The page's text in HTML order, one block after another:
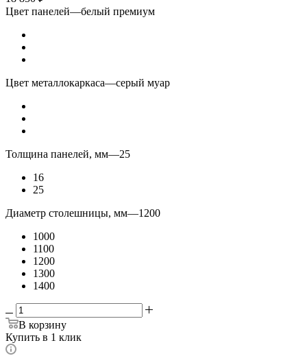
Цвет панелей—белый премиум
Цвет металлокаркаса—серый муар
Толщина панелей, мм—25
16
25
Диаметр столешницы, мм—1200
1000
1100
1200
1300
1400
В корзину
Купить в 1 клик